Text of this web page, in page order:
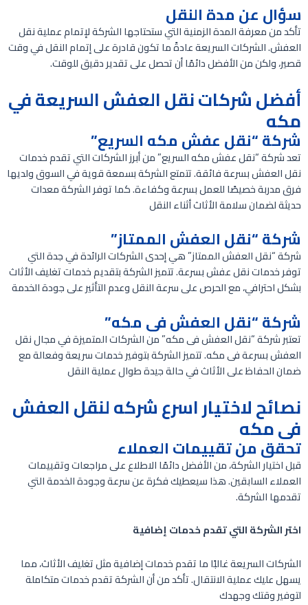
سؤال عن مدة النقل
تأكد من معرفة المدة الزمنية التي ستحتاجها الشركة لإتمام عملية نقل
العفش. الشركات السريعة عادةً ما تكون قادرة على إتمام النقل في وقت
قصير، ولكن من الأفضل دائمًا أن تحصل على تقدير دقيق للوقت.
أفضل شركات نقل العفش السريعة في
مكه
شركة “نقل عفش مكه السريع”
تعد شركة “نقل عفش مكه السريع” من أبرز الشركات التي تقدم خدمات
نقل العفش بسرعة فائقة. تتمتع الشركة بسمعة قوية في السوق ولديها
فرق مدربة خصيصًا للعمل بسرعة وكفاءة. كما توفر الشركة معدات
حديثة لضمان سلامة الأثاث أثناء النقل
شركة “نقل العفش الممتاز”
شركة “نقل العفش الممتاز” هي إحدى الشركات الرائدة في جدة التي
توفر خدمات نقل عفش بسرعة. تتميز الشركة بتقديم خدمات تغليف الأثاث
بشكل احترافي، مع الحرص على سرعة النقل وعدم التأثير على جودة الخدمة
شركة “نقل العفش فى مكه”
تعتبر شركة “نقل العفش فى مكه” من الشركات المتميزة في مجال نقل
العفش بسرعة فى مكه. تتميز الشركة بتوفير خدمات سريعة وفعالة مع
ضمان الحفاظ على الأثاث في حالة جيدة طوال عملية النقل
نصائح لاختيار اسرع شركه لنقل العفش
فى مكه
تحقق من تقييمات العملاء
قبل اختيار الشركة، من الأفضل دائمًا الاطلاع على مراجعات وتقييمات
العملاء السابقين. هذا سيعطيك فكرة عن سرعة وجودة الخدمة التي
تقدمها الشركة.
اختر الشركة التي تقدم خدمات إضافية
الشركات السريعة غالبًا ما تقدم خدمات إضافية مثل تغليف الأثاث، مما
يسهل عليك عملية الانتقال. تأكد من أن الشركة تقدم خدمات متكاملة
لتوفير وقتك وجهدك